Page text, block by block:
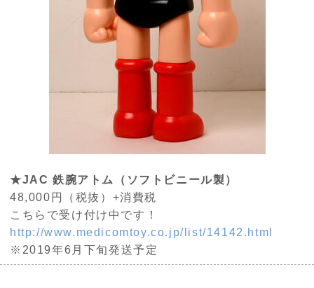
★JAC 鉄腕アトム（ソフトビニール製）
48,000円（税抜） +消費税
こちらで受け付け中です！
http://www.medicomtoy.co.jp/list/14142.html
※2019年6 月下旬発送予定